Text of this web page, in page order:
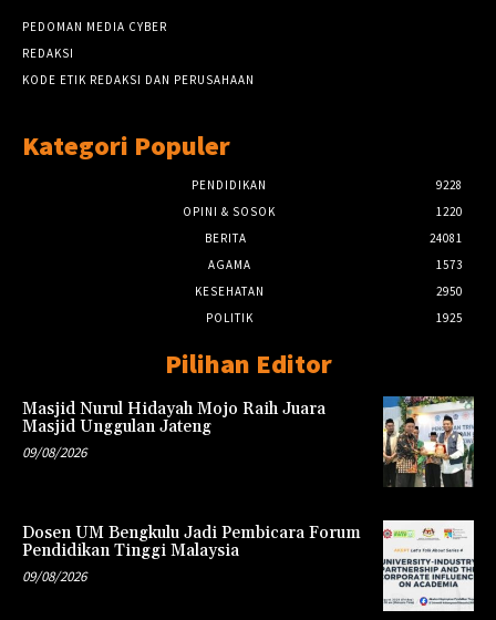
PEDOMAN MEDIA CYBER
REDAKSI
KODE ETIK REDAKSI DAN PERUSAHAAN
Kategori Populer
PENDIDIKAN
9228
OPINI & SOSOK
1220
BERITA
24081
AGAMA
1573
KESEHATAN
2950
POLITIK
1925
Pilihan Editor
Masjid Nurul Hidayah Mojo Raih Juara
Masjid Unggulan Jateng
09/08/2026
Dosen UM Bengkulu Jadi Pembicara Forum
Pendidikan Tinggi Malaysia
09/08/2026